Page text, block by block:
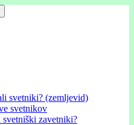
svetniki? (zemljevid)
svetnikov
svetniški zavetniki?